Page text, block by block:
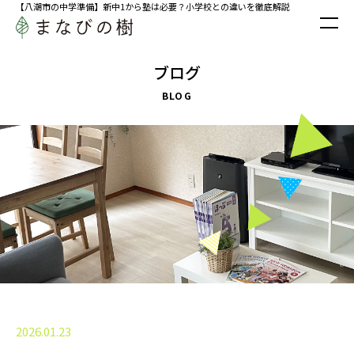
【八潮市の中学準備】新中1から塾は必要？小学校との違いを徹底解説
ブログ
BLOG
2026.01.23